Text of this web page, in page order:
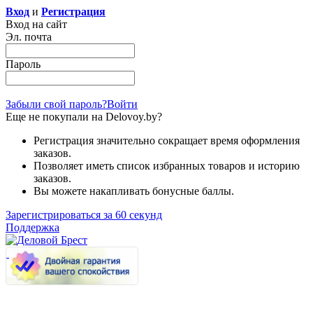
Вход и Регистрация
Вход на сайт
Эл. почта
Пароль
Забыли свой пароль?Войти
Еще не покупали на Delovoy.by?
Регистрация значительно сокращает время оформления
заказов.
Позволяет иметь список избранных товаров и историю
заказов.
Вы можете накапливать бонусные баллы.
Зарегистрироваться за 60 секунд
Поддержка